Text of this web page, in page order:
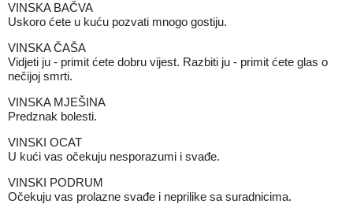
VINSKA BAČVA
Uskoro ćete u kuću pozvati mnogo gostiju.
VINSKA ČAŠA
Vidjeti ju - primit ćete dobru vijest. Razbiti ju - primit ćete glas o
nečijoj smrti.
VINSKA MJEŠINA
Predznak bolesti.
VINSKI OCAT
U kući vas očekuju nesporazumi i svađe.
VINSKI PODRUM
Očekuju vas prolazne svađe i neprilike sa suradnicima.